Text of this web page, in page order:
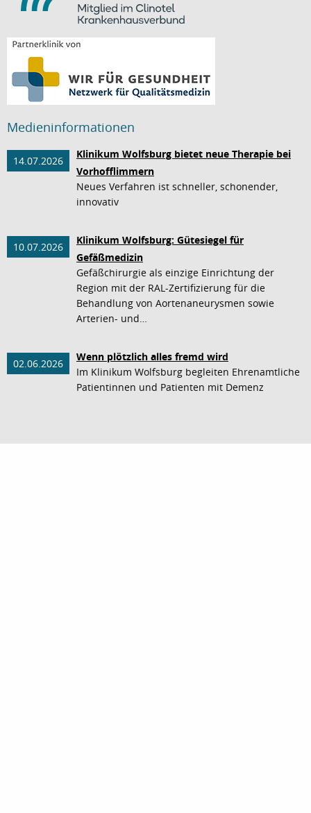
Medieninformationen
14.07.2026
Klinikum Wolfsburg bietet neue Therapie bei
Vorhofflimmern
Neues Verfahren ist schneller, schonender,
innovativ
10.07.2026
Klinikum Wolfsburg: Gütesiegel für
Gefäßmedizin
Gefäßchirurgie als einzige Einrichtung der
Region mit der RAL-Zertifizierung für die
Behandlung von Aortenaneurysmen sowie
Arterien- und…
02.06.2026
Wenn plötzlich alles fremd wird
Im Klinikum Wolfsburg begleiten Ehrenamtliche
Patientinnen und Patienten mit Demenz